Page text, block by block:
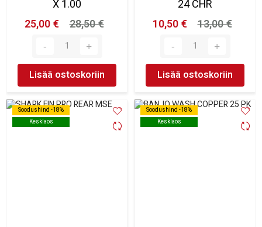
X 1.00
25,00 €
28,50 €
Lisää ostoskoriin
24 CHR
10,50 €
13,00 €
Lisää ostoskoriin
Soodushind -18%
Kesklaos
Soodushind -18%
Kesklaos
Soodushind -18%
Kesklaos
Soodushind -18%
Kesklaos